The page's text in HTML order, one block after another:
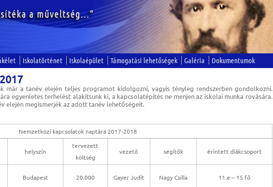
Iskolatörténet Iskolaépület Támogatási lehetőségek Galéria Dokumentumok
már a tanév elején teljes programot kidolgozni, vagyis tényleg rendszerben gondolkozni.
egyenletes terhelést alakítsunk ki, a kapcsolatépítés ne menjen az iskolai munka rovására.
elején megismerjék az adott tanév lehetőségeit.
Nemzetközi kapcsolatok naptára 2017-2018
helyszín
tervezett
költség
vezető segítők érintett diákcsoport
Budapest 20.000 Gayer Judit Nagy Csilla 11.e – 15 fő